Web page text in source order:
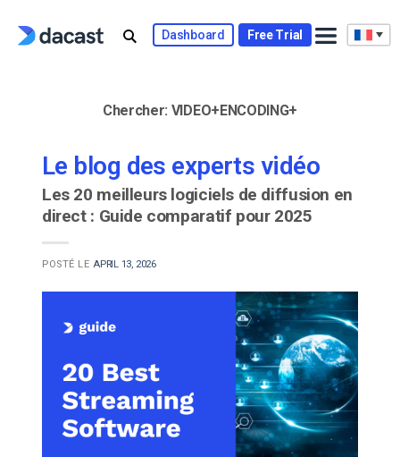
Dashboard Free Trial
Chercher: VIDEO+ENCODING+
Le blog des experts vidéo
Les 20 meilleurs logiciels de diffusion en
direct : Guide comparatif pour 2025
POSTÉ LEAPRIL 13, 2026